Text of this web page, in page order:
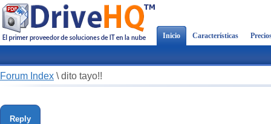
Inicio Características
Forum Index \ dito tayo!!
Reply